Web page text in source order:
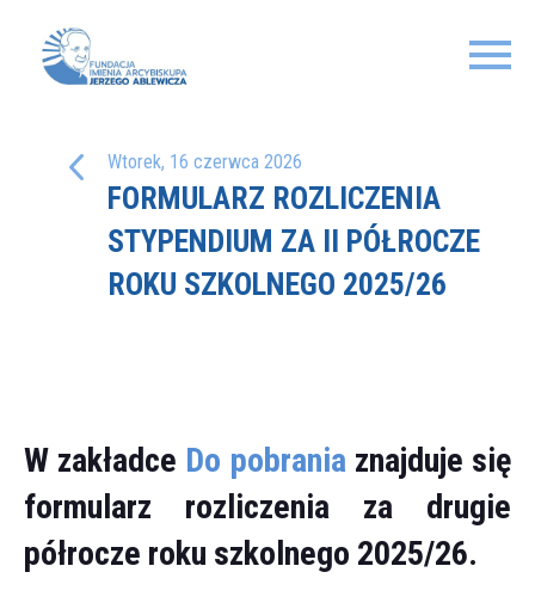
Wtorek, 16 czerwca 2026
FORMULARZ ROZLICZENIA
STYPENDIUM ZA II PÓŁROCZE
ROKU SZKOLNEGO 2025/26
W zakładce Do pobraniaznajduje się
formularz rozliczenia za drugie
półrocze roku szkolnego 2025/26.